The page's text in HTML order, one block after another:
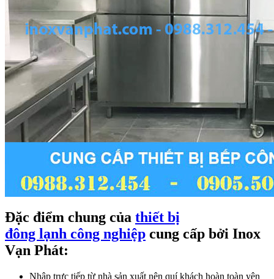
Đặc điểm chung của thiết bị
đông lạnh công nghiệp cung cấp bởi Inox
Vạn Phát:
Nhập trực tiếp từ nhà sản xuất nên quí khách hoàn toàn yên